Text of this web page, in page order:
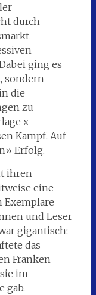
durch
ging es
sondern
die
zu
x
Kampf. Auf
Erfolg.
ihren
eine
Exemplare
und Leser
gigantisch:
das
Franken
im
gab.